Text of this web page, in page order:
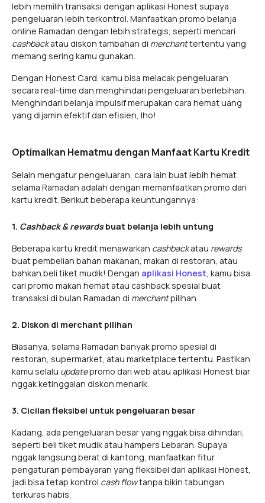
lebih memilih transaksi dengan aplikasi Honest supaya
pengeluaran lebih terkontrol. Manfaatkan promo belanja
online Ramadan dengan lebih strategis, seperti mencari
cashbackatau diskon tambahan di merchanttertentu yang
memang sering kamu gunakan.
Dengan Honest Card, kamu bisa melacak pengeluaran
secara real-time dan menghindari pengeluaran berlebihan.
Menghindari belanja impulsif merupakan cara hemat uang
yang dijamin efektif dan efisien, lho!
Optimalkan Hematmu dengan Manfaat Kartu Kredit
Selain mengatur pengeluaran, cara lain buat lebih hemat
selama Ramadan adalah dengan memanfaatkan promo dari
kartu kredit. Berikut beberapa keuntungannya:
1. Cashback & rewardsbuat belanja lebih untung
Beberapa kartu kredit menawarkan cashbackatau rewards
buat pembelian bahan makanan, makan di restoran, atau
bahkan beli tiket mudik! Dengan aplikasi Honest, kamu bisa
cari promo makan hemat atau cashback spesial buat
transaksi di bulan Ramadan di merchantpilihan.
2. Diskon di merchant pilihan
Biasanya, selama Ramadan banyak promo spesial di
restoran, supermarket, atau marketplace tertentu. Pastikan
kamu selalu updatepromo dari web atau aplikasi Honest biar
nggak ketinggalan diskon menarik.
3. Cicilan fleksibel untuk pengeluaran besar
Kadang, ada pengeluaran besar yang nggak bisa dihindari,
seperti beli tiket mudik atau hampers Lebaran. Supaya
nggak langsung berat di kantong, manfaatkan fitur
pengaturan pembayaran yang fleksibel dari aplikasi Honest,
jadi bisa tetap kontrol cash flowtanpa bikin tabungan
terkuras habis.